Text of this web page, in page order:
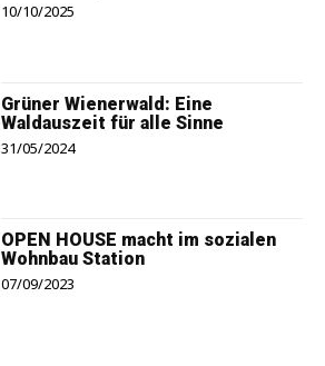
10/10/2025
Grüner Wienerwald: Eine
Waldauszeit für alle Sinne
31/05/2024
OPEN HOUSE macht im sozialen
Wohnbau Station
07/09/2023